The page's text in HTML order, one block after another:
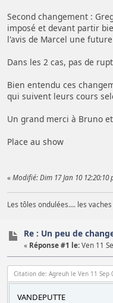
Second changement :
imposé et devant partir
l'avis de Marcel une
Dans les 2 cas, pas de
Bien entendu ces
qui suivent leurs cours
Un grand merci à Bruno
Place au show
« Modifié: Dim 17 Jan 10 12:20:10
Les tôles ondulées.... les vaches
Re : Un peu de
« Réponse #1 le: Ven 11
Citation de: Agreuh le Ven 11 Sep
VANDEPUTTE